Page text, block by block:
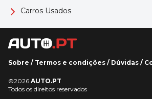
Carros Usados
Sobre / Termos e condições / Dúvidas /
©2026 AUTO.PT
Todos os direitos reservados